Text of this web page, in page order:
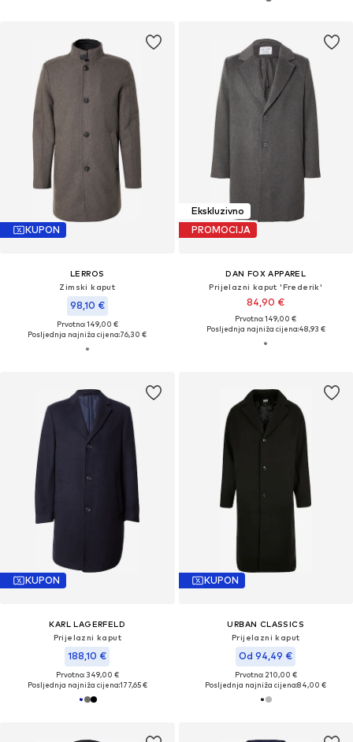
KUPON
LERROS
Zimski kaput
98,10 €
Prvotno: 149,00 €
Posljednja najniža cijena:76,30 €
Ekskluzivno
PROMOCIJA
DAN FOX APPAREL
Prijelazni kaput 'Frederik'
84,90 €
Prvotno: 149,00 €
Posljednja najniža cijena:48,93 €
KUPON
KARL LAGERFELD
Prijelazni kaput
188,10 €
Prvotno: 349,00 €
Posljednja najniža cijena:177,65 €
KUPON
URBAN CLASSICS
Prijelazni kaput
Od 94,49 €
Prvotno: 210,00 €
Posljednja najniža cijena:84,00 €